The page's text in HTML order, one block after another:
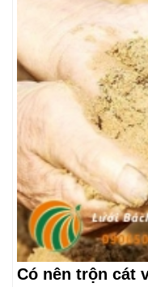
Có nên trộn cát